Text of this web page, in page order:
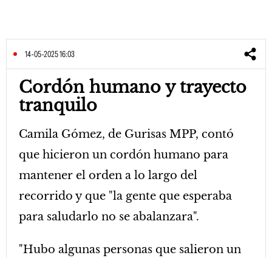
14-05-2025 16:03
Cordón humano y trayecto
tranquilo
Camila Gómez, de Gurisas MPP, contó
que hicieron un cordón humano para
mantener el orden a lo largo del
recorrido y que "la gente que esperaba
para saludarlo no se abalanzara".
"Hubo algunas personas que salieron un